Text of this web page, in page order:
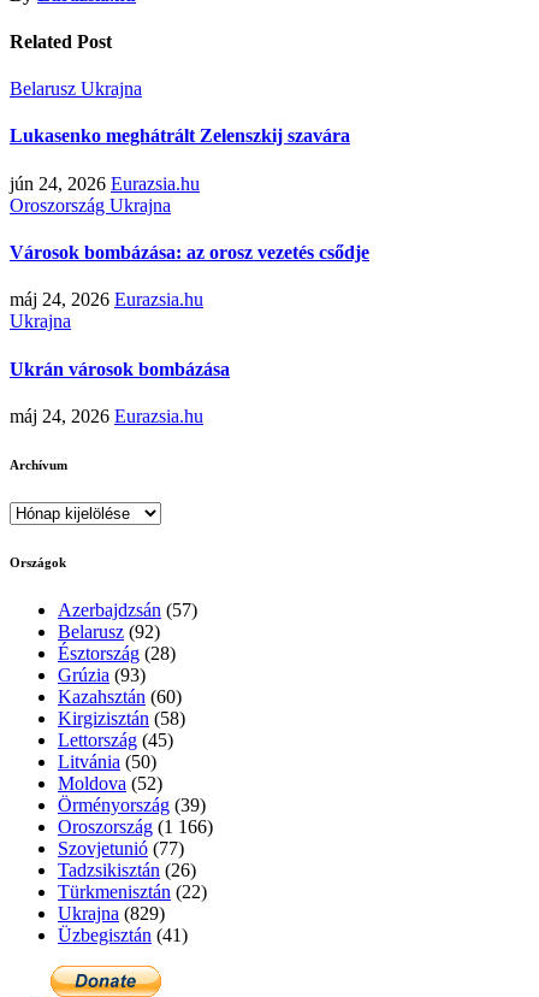
Related Post
Belarusz Ukrajna
Lukasenko meghátrált Zelenszkij szavára
jún 24, 2026 Eurazsia.hu
Oroszország Ukrajna
Városok bombázása: az orosz vezetés csődje
máj 24, 2026 Eurazsia.hu
Ukrajna
Ukrán városok bombázása
máj 24, 2026 Eurazsia.hu
Archívum
Archívum
Országok
Azerbajdzsán (57)
Belarusz (92)
Észtország (28)
Grúzia (93)
Kazahsztán (60)
Kirgizisztán (58)
Lettország (45)
Litvánia (50)
Moldova (52)
Örményország (39)
Oroszország (1 166)
Szovjetunió (77)
Tadzsikisztán (26)
Türkmenisztán (22)
Ukrajna (829)
Üzbegisztán (41)